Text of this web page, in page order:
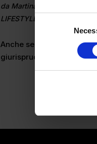
Selezione
da Martina Gallazzi
LIFESTYLE
Anche se non siamo
giurisprudenza...